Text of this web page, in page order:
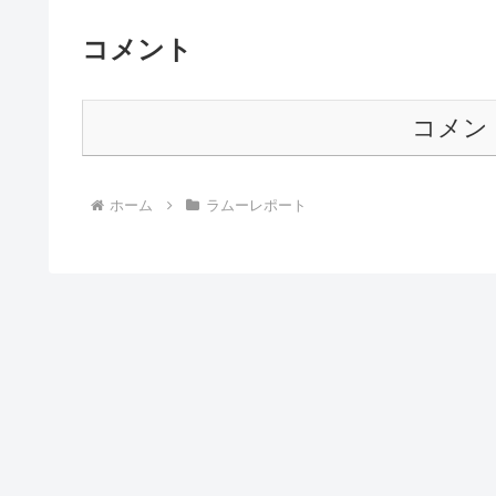
コメント
コメン
ホーム ラムーレポート